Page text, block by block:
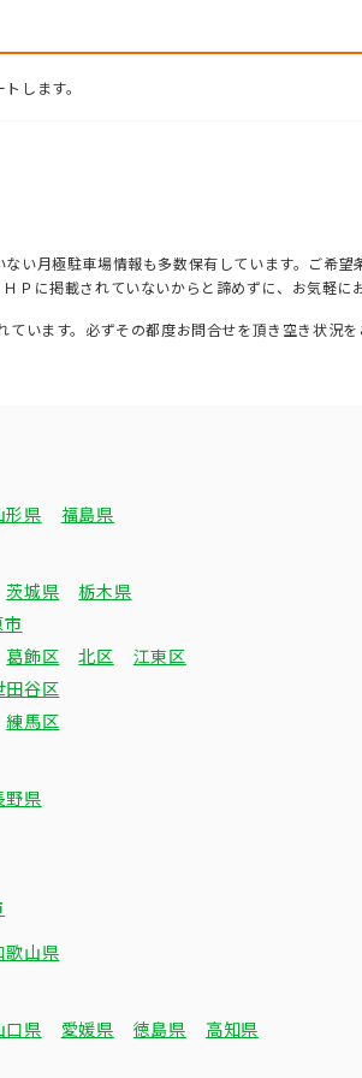
します。
い月極駐車場情報も多数保有しています。ご希
Ｐに掲載されていないからと諦めずに、お気軽に
います。必ずその都度お問合せを頂き空き状況
形県
福島県
茨城県
栃木県
葛飾区 北区
江東区
田谷区
練馬区
野県
歌山県
口県 愛媛県 徳島県
高知県